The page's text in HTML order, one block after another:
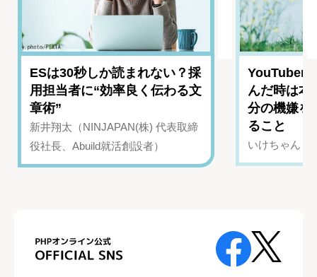
ESは30秒しか読まれない？採
用担当者に“効率良く伝わる文
章術”
新井翔太（NINJAPAN(株) 代表取締
役社長、Abuild就活創設者）
YouTuber
んだ時は
分の機嫌を
ること
いけちゃん（